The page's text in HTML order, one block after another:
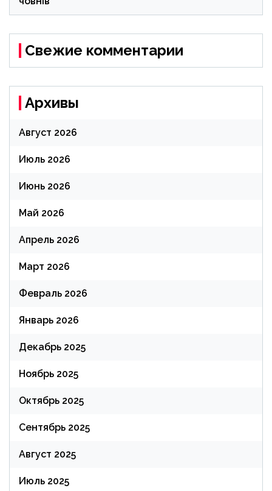
Свежие комментарии
Архивы
Август 2026
Июль 2026
Июнь 2026
Май 2026
Апрель 2026
Март 2026
Февраль 2026
Январь 2026
Декабрь 2025
Ноябрь 2025
Октябрь 2025
Сентябрь 2025
Август 2025
Июль 2025